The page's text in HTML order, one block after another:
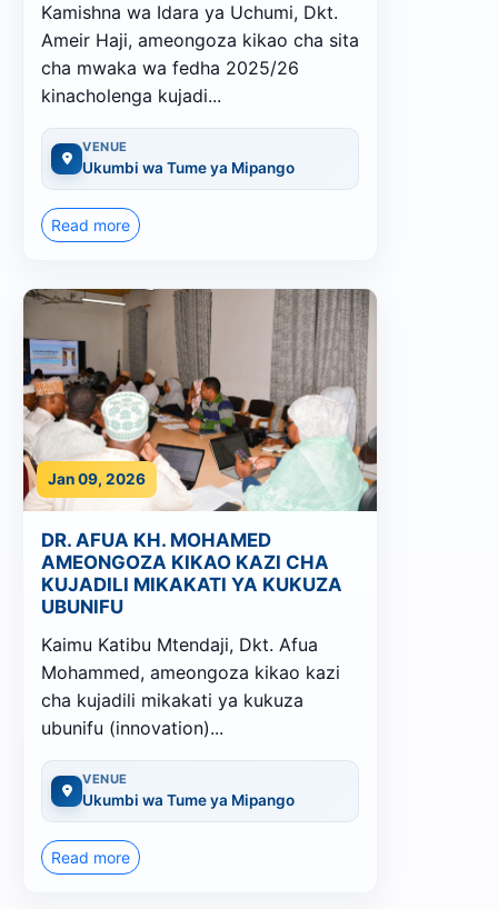
Kamishna wa Idara ya Uchumi, Dkt.
Ameir Haji, ameongoza kikao cha sita
cha mwaka wa fedha 2025/26
kinacholenga kujadi...
VENUE
Ukumbi wa Tume ya Mipango
Read more
Jan 09, 2026
DR. AFUA KH. MOHAMED
AMEONGOZA KIKAO KAZI CHA
KUJADILI MIKAKATI YA KUKUZA
UBUNIFU
Kaimu Katibu Mtendaji, Dkt. Afua
Mohammed, ameongoza kikao kazi
cha kujadili mikakati ya kukuza
ubunifu (innovation)...
VENUE
Ukumbi wa Tume ya Mipango
Read more